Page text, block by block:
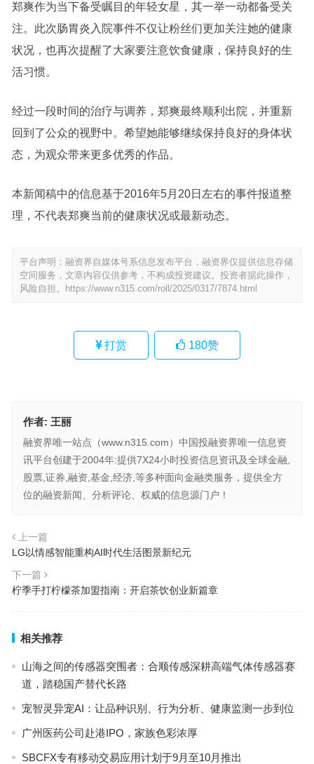
郑爽作为当下备受瞩目的年轻女星，其一举一动都备受关
注。此次肠胃炎入院事件不仅让粉丝们更加关注她的健康
状况，也再次提醒了大家要注意饮食健康，保持良好的生
活习惯。
经过一段时间的治疗与调养，郑爽最终顺利出院，并重新
回到了公众的视野中。希望她能够继续保持良好的身体状
态，为观众带来更多优秀的作品。
本新闻稿中的信息基于2016年5月20日左右的事件报道整
理，不代表郑爽当前的健康状况或最新动态。
平台声明：融资界自媒体号系信息发布平台，融资界仅提供信息存储
空间服务，文章内容仅供参考，不构成投资建议。投资者据此操作，
风险自担。
https://www.n315.com/roll/2025/0317/7874.html
打赏 180赞
作者: 王丽
融资界唯一站点（www.n315.com）中国投融资界唯一信息资
讯平台创建于2004年:提供7X24小时投资信息资讯及全球金融,
股票,证券,融资,基金,经济,等多种面向金融类服务，提供全方
位的融资新闻、分析评论、权威的信息源门户！
上一篇
LG以情感智能重构AI时代生活图景新纪元
下一篇
柠季手打柠檬茶加盟指南：开启茶饮创业新篇章
相关推荐
山海之间的传感器突围者：合顺传感深耕高端气体传感器赛
道，踏稳国产替代长路
宠智灵异宠AI：让品种识别、行为分析、健康监测一步到位
广州医药公司赴港IPO，家族色彩浓厚
SBCFX专有移动交易应用计划于9月至10月推出